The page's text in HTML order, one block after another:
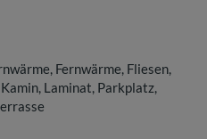
Fernwärme Fliesen
Kamin Laminat Parkplatz